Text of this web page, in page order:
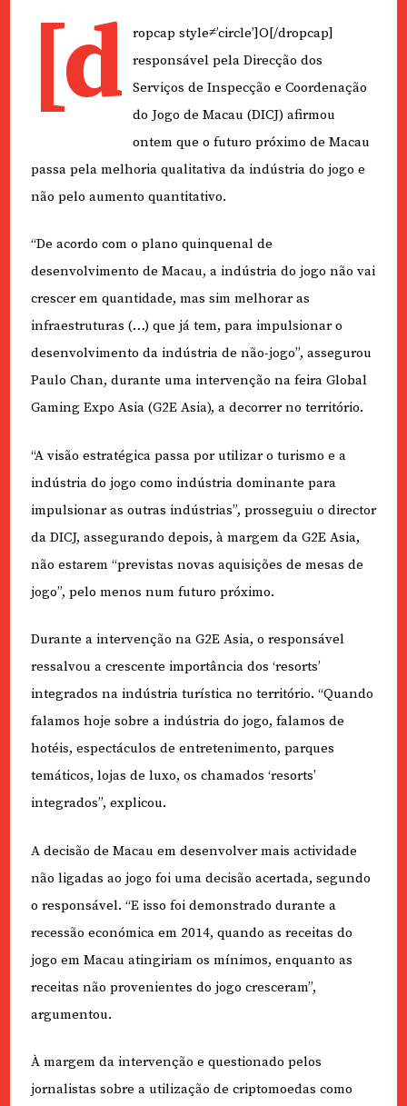
[d
ropcap style≠’circle’]O[/dropcap]
responsável pela Direcção dos
Serviços de Inspecção e Coordenação
do Jogo de Macau (DICJ) afirmou
ontem que o futuro próximo de Macau
passa pela melhoria qualitativa da indústria do jogo e
não pelo aumento quantitativo.
“De acordo com o plano quinquenal de
desenvolvimento de Macau, a indústria do jogo não vai
crescer em quantidade, mas sim melhorar as
infraestruturas (…) que já tem, para impulsionar o
desenvolvimento da indústria de não-jogo”, assegurou
Paulo Chan, durante uma intervenção na feira Global
Gaming Expo Asia (G2E Asia), a decorrer no território.
“A visão estratégica passa por utilizar o turismo e a
indústria do jogo como indústria dominante para
impulsionar as outras indústrias”, prosseguiu o director
da DICJ, assegurando depois, à margem da G2E Asia,
não estarem “previstas novas aquisições de mesas de
jogo”, pelo menos num futuro próximo.
Durante a intervenção na G2E Asia, o responsável
ressalvou a crescente importância dos ‘resorts’
integrados na indústria turística no território. “Quando
falamos hoje sobre a indústria do jogo, falamos de
hotéis, espectáculos de entretenimento, parques
temáticos, lojas de luxo, os chamados ‘resorts’
integrados”, explicou.
A decisão de Macau em desenvolver mais actividade
não ligadas ao jogo foi uma decisão acertada, segundo
o responsável. “E isso foi demonstrado durante a
recessão económica em 2014, quando as receitas do
jogo em Macau atingiriam os mínimos, enquanto as
receitas não provenientes do jogo cresceram”,
argumentou.
À margem da intervenção e questionado pelos
jornalistas sobre a utilização de criptomoedas como